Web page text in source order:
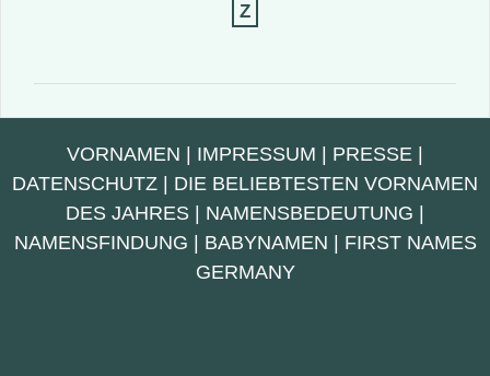
Z
VORNAMEN IMPRESSUM PRESSE
DATENSCHUTZ
DIE BELIEBTESTEN VORNAMEN
DES JAHRES
NAMENSBEDEUTUNG
NAMENSFINDUNG
BABYNAMEN
FIRST NAMES
GERMANY